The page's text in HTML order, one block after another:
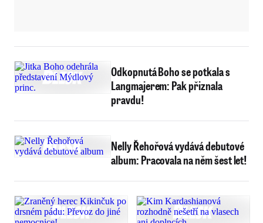
Odkopnutá Boho se potkala s
Langmajerem: Pak přiznala
pravdu!
Nelly Řehořová vydává debutové
album: Pracovala na něm šest let!